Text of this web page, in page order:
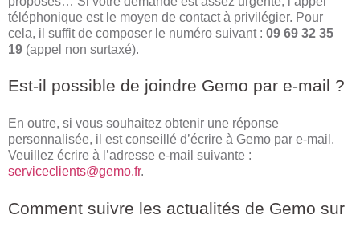
téléphonique est le moyen de contact à privilégier. Pour
cela, il suffit de composer le numéro suivant : 09 69 32 35
19 (appel non surtaxé).
Est-il possible de joindre Gemo par e-mail ?
En outre, si vous souhaitez obtenir une réponse
personnalisée, il est conseillé d’écrire à Gemo par e-mail.
Veuillez écrire à l’adresse e-mail suivante :
serviceclients@gemo.fr.
Comment suivre les actualités de Gemo sur